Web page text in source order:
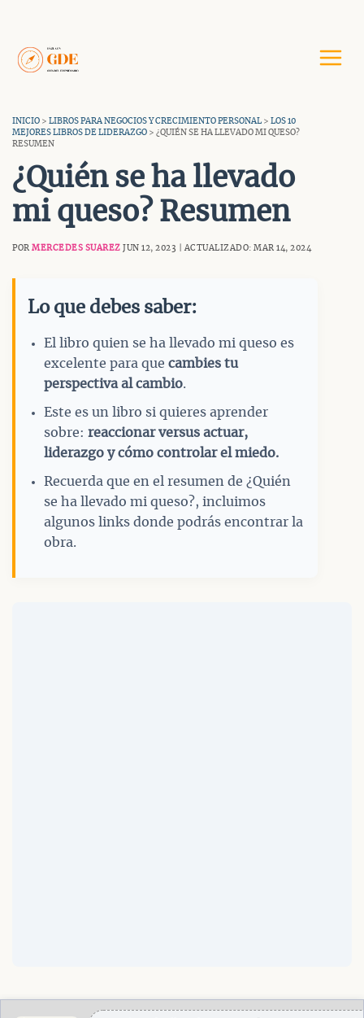
contenido
INICIO > LIBROS PARA NEGOCIOS Y CRECIMIENTO PERSONAL > LOS 10
MEJORES LIBROS DE LIDERAZGO > ¿QUIÉN SE HA LLEVADO MI QUESO?
RESUMEN
¿Quién se ha llevado
mi queso? Resumen
POR MERCEDES SUAREZ JUN 12, 2023 | ACTUALIZADO: MAR 14, 2024
Lo que debes saber:
El libro quien se ha llevado mi queso es
excelente para que cambies tu
perspectiva al cambio.
Este es un libro si quieres aprender
sobre: reaccionar versus actuar,
liderazgo y cómo controlar el miedo.
Recuerda que en el resumen de ¿Quién
se ha llevado mi queso?, incluimos
algunos links donde podrás encontrar la
obra.